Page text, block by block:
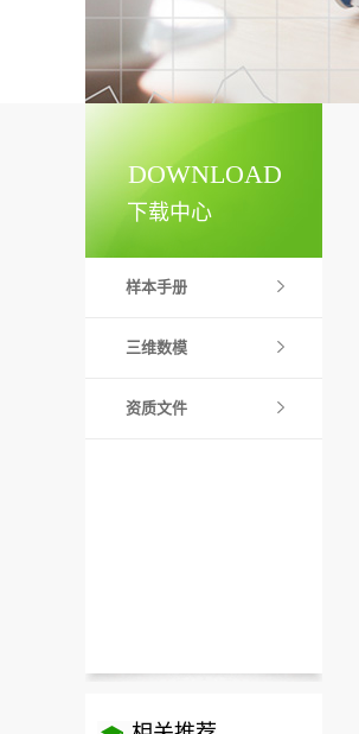
下载中心
DOWNLOAD
样本手册
三维数模
资质文件